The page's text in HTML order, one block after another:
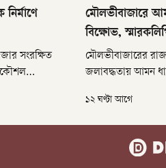
সংরক্ষিত
মৌলভীবাজারে
বিক্ষোভ,
মৌলভীবাজারের
জলাবদ্ধতায় আমন
বিক্ষোভ শেষে তারা
দিয়েছেন।
১২ ঘণ্টা আগে